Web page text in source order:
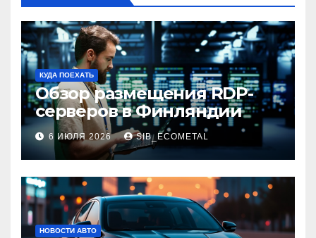
КУДА ПОЕХАТЬ
Обзор размещения RDP-
серверов в Финляндии
6 ИЮЛЯ 2026 SIB_ECOMETAL
НОВОСТИ АВТО